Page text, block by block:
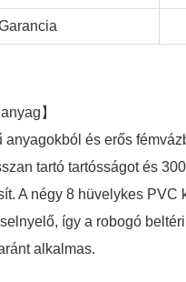
】
anyagokból és erős
tartó tartósságot és
A négy 8 hüvelykes PVC
így a robogó
alkalmas.